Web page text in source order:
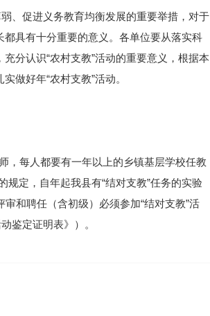
、促进义务教育均衡发展的重要举措，对于
具有十分重要的意义。各单位要从落实科
分认识“农村支教”活动的重要意义，根据本
做好年“农村支教”活动。
，每人都要有一年以上的乡镇基层学校任教
定，自年起我县有“结对支教”任务的实验
和聘任（含初级）必须参加“结对支教”活
鉴定证明表》）。